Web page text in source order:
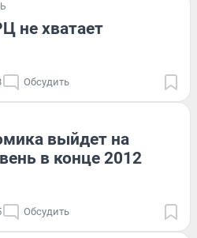
не хватает
Обсудить
выйдет на
в конце 2012
Обсудить